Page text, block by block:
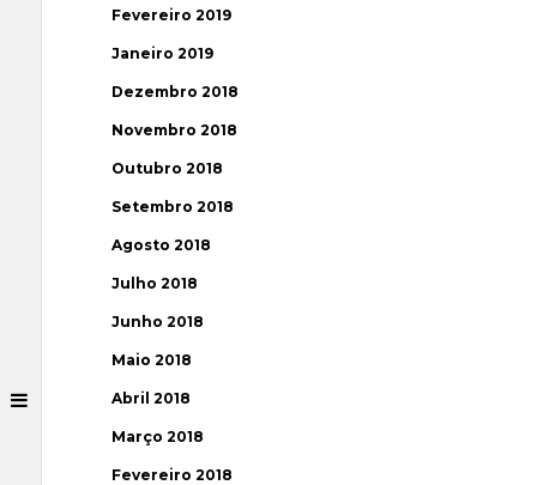
Fevereiro 2019
Janeiro 2019
Dezembro 2018
Novembro 2018
Outubro 2018
Setembro 2018
Agosto 2018
Julho 2018
Junho 2018
Maio 2018
Abril 2018
Março 2018
Fevereiro 2018